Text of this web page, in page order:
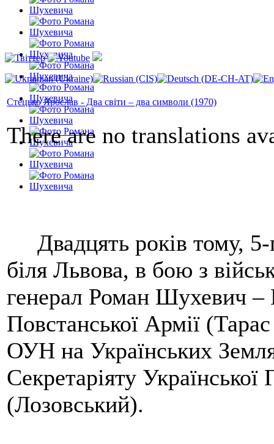
Стецько Ярослав - Два світи – два символи (1970)
There are no translations
Двадцять років тому, 5-
біля Львова, в бою з
генерал Роман Шухевич –
Повстанської Армії
ОУН на Українських
Секретаріяту
(Лозовський).